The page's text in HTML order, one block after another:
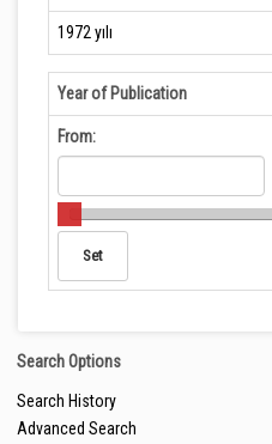
1972 yılı
Year of Publication
From:
Search Options
Search History
Advanced Search